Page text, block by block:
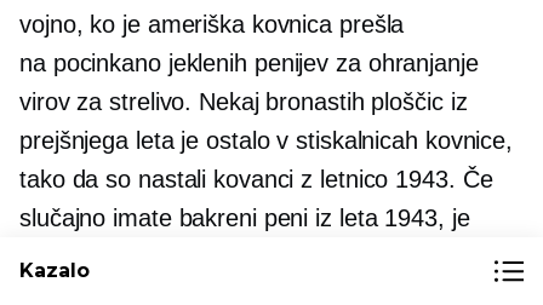
vojno, ko je ameriška kovnica prešla
na pocinkanojeklenih penijev za ohranjanje
virov za strelivo. Nekaj ​​bronastih ploščic iz
prejšnjega leta je ostalo v stiskalnicah kovnice,
tako da so nastali kovanci z letnico 1943. Če
slučajno imate bakreni peni iz leta 1943, je
lahko vreden 10,000 dolarjev ali več. Bodite
Kazalo